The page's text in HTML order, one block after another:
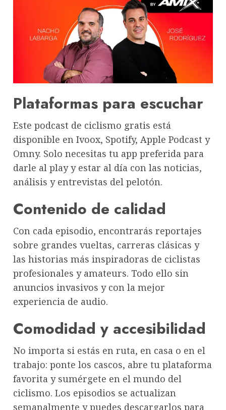
Plataformas para escuchar
Este podcast de ciclismo gratis está
disponible en Ivoox, Spotify, Apple Podcast y
Omny. Solo necesitas tu app preferida para
darle al play y estar al día con las noticias,
análisis y entrevistas del pelotón.
Contenido de calidad
Con cada episodio, encontrarás reportajes
sobre grandes vueltas, carreras clásicas y
las historias más inspiradoras de ciclistas
profesionales y amateurs. Todo ello sin
anuncios invasivos y con la mejor
experiencia de audio.
Comodidad y accesibilidad
No importa si estás en ruta, en casa o en el
trabajo: ponte los cascos, abre tu plataforma
favorita y sumérgete en el mundo del
ciclismo. Los episodios se actualizan
semanalmente y puedes descargarlos para